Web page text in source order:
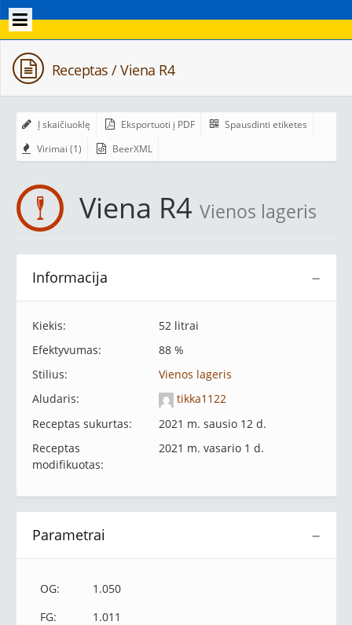
Receptas / Viena R4
Į skaičiuoklę Eksportuoti į PDF
Spausdinti etiketes
Virimai (1)
BeerXML
Viena R4 Vienos lageris
−
Informacija
Kiekis:
52 litrai
Efektyvumas:
88 %
Stilius:
Vienos lageris
Aludaris:
tikka1122
Receptas sukurtas:
2021 m. sausio 12 d.
Receptas
modifikuotas:
2021 m. vasario 1 d.
−
Parametrai
OG:
1.050
FG:
1.011